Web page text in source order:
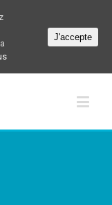
J'accepte